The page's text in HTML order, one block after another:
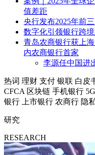
值差距
央行发布2025年前
数字化引领银行跨
青岛农商银行获上
内农商银行首家
李源任中国进
热词 理财 支付 银联 白皮
CFCA 区块链 手机银行
银行
上市银行 农商行 隐
研究
RESEARCH